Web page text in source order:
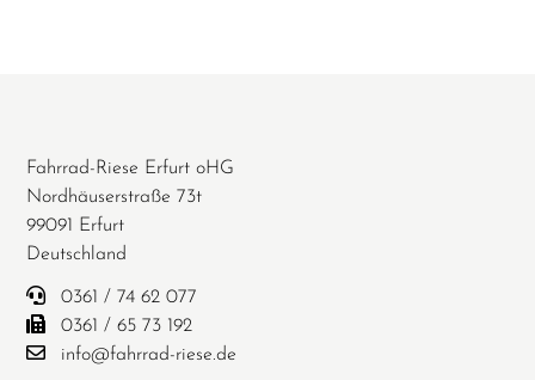
Fahrrad-Riese Erfurt oHG
Nordhäuserstraße 73t
99091 Erfurt
Deutschland
0361 / 74 62 077
0361 / 65 73 192
info@fahrrad-riese.de